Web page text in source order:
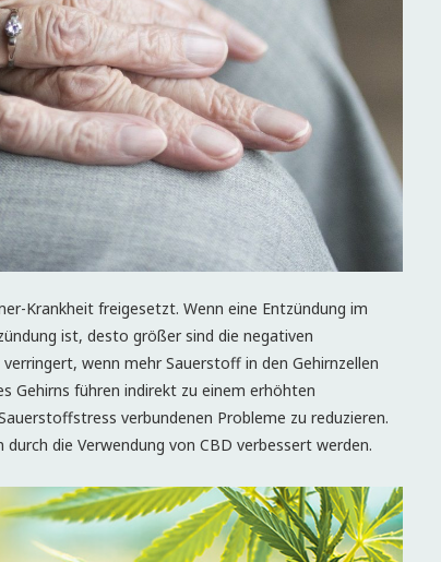
Krankheit freigesetzt. Wenn eine Entzündung im
ist, desto größer sind die negativen
wenn mehr Sauerstoff in den Gehirnzellen
Gehirns führen indirekt zu einem erhöhten
verbundenen Probleme zu reduzieren.
die Verwendung von CBD verbessert werden.